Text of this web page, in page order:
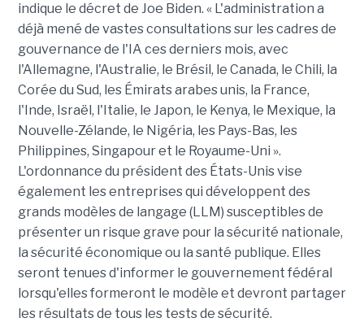
indique le décret de Joe Biden. « L'administration a
déjà mené de vastes consultations sur les cadres de
gouvernance de l'IA ces derniers mois, avec
l'Allemagne, l'Australie, le Brésil, le Canada, le Chili, la
Corée du Sud, les Émirats arabes unis, la France,
l'Inde, Israël, l'Italie, le Japon, le Kenya, le Mexique, la
Nouvelle-Zélande, le Nigéria, les Pays-Bas, les
Philippines, Singapour et le Royaume-Uni ».
L'ordonnance du président des États-Unis vise
également les entreprises qui développent des
grands modèles de langage (LLM) susceptibles de
présenter un risque grave pour la sécurité nationale,
la sécurité économique ou la santé publique. Elles
seront tenues d'informer le gouvernement fédéral
lorsqu'elles formeront le modèle et devront partager
les résultats de tous les tests de sécurité.